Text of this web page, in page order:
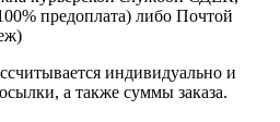
предоплата) либо Почтой
индивидуально и
а также суммы заказа.